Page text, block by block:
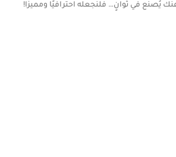
يُصنع في ثوانٍ… فلنجعله احترافيًا ومميزًا!